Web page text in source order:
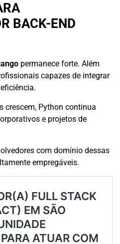
BACK-END
permanece forte. Além
capazes de integrar
crescem, Python continua
e projetos de
com domínio dessas
empregáveis.